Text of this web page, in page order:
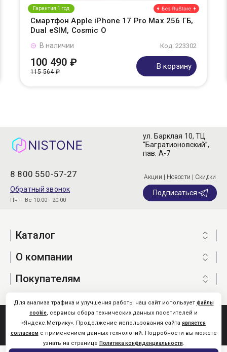
Гарантия 1 год
Смартфон Apple iPhone 17 Pro Max 256 ГБ,
Dual eSIM, Cosmic O
Код: 223302
В наличии
100 490 ₽
115 564 ₽
В корзину
8 800 550-57-27
Обратный звонок
Пн – Вс 10:00 - 20:00
ул. Барклая 10, ТЦ
“Багратионовский”,
пав. А-7
Акции | Новости | Скидки
Подписаться
Каталог
О компании
Покупателям
Nistone.Ru © 2026
Карта сайта
Для анализа трафика и улучшения работы наш сайт использует файлы
cookie, сервисы сбора технических данных посетителей и
«Яндекс.Метрику». Продолжение использования сайта является
согласием с применением данных технологий. Подробности вы можете
узнать на странице Политика конфиденциальности.